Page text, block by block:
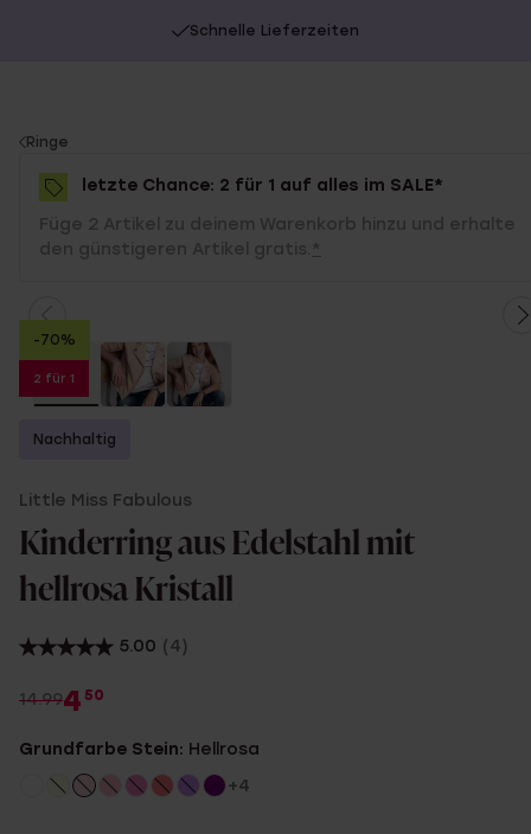
Schnelle Lieferzeiten
You
are
here:
Ringe
letzte Chance: 2 für 1 auf alles im SALE*
Füge 2 Artikel zu deinem Warenkorb hinzu und erhalte
den günstigeren Artikel gratis. *
-70%
2 für 1
Nachhaltig
Little Miss Fabulous
Kinderring aus Edelstahl mit
hellrosa Kristall
5.00 (4)
14.994 50
Grundfarbe Stein: Hellrosa
+4